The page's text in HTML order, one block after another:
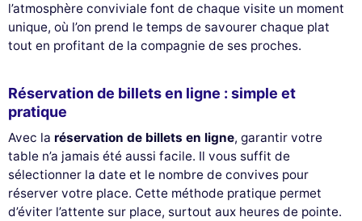
l’atmosphère conviviale font de chaque visite un moment
unique, où l’on prend le temps de savourer chaque plat
tout en profitant de la compagnie de ses proches.
Réservation de billets en ligne : simple et
pratique
Avec la réservation de billets en ligne, garantir votre
table n’a jamais été aussi facile. Il vous suffit de
sélectionner la date et le nombre de convives pour
réserver votre place. Cette méthode pratique permet
d’éviter l’attente sur place, surtout aux heures de pointe.